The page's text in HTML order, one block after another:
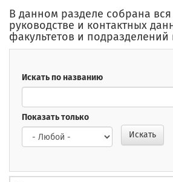
В данном разделе собрана
руководстве и контактных
факультетов и подразделений
Искать по названию
Показать только
Искать